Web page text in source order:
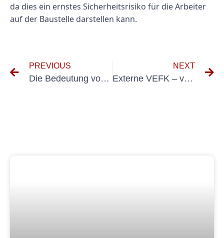
da dies ein ernstes Sicherheitsrisiko für die Arbeiter
auf der Baustelle darstellen kann.
PREVIOUS
Die Bedeutung von Prüfungen elektrischer Anlagen im Hafenbetrieb
NEXT
Externe VEFK – verantwortliche Elektrofachkraft Tunnelbau